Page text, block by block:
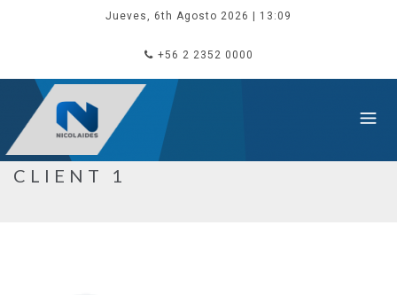
Jueves, 6th Agosto 2026 | 13:09
+56 2 2352 0000
CLIENT 1